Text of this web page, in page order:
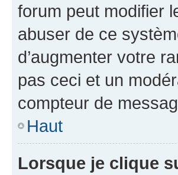
forum peut modifier
abuser de ce
d’augmenter votre
pas ceci et un
compteur de
Haut
Lorsque je clique